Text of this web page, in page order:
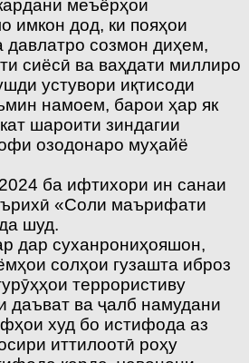
меъёрҳои
имкон дод, ки пояҳои
давлатро созмон диҳем,
сиёсӣ ва ваҳдати миллиро
устувори иқтисоди
намоем, барои ҳар як
шароити зиндагии
озодонаро муҳайё
ба ифтихори ин санаи
«Соли маърифати
шуд.
дар суханрониҳояшон,
солҳои гузашта иброз
террористиву
даъват ва ҷалб намудани
худ бо истифода аз
иттилоотӣ роҳу